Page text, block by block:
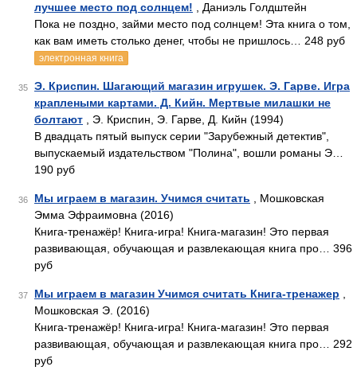
лучшее место под солнцем! , Даниэль Голдштейн
Пока не поздно, займи место под солнцем! Эта книга о том,
как вам иметь столько денег, чтобы не пришлось… 248 руб
электронная книга
35
Э. Криспин. Шагающий магазин игрушек. Э. Гарве. Игра
краплеными картами. Д. Кийн. Мертвые милашки не
болтают , Э. Криспин, Э. Гарве, Д. Кийн (1994)
В двадцать пятый выпуск серии "Зарубежный детектив",
выпускаемый издательством "Полина", вошли романы Э…
190 руб
36 Мы играем в магазин. Учимся считать , Мошковская
Эмма Эфраимовна (2016)
Книга-тренажёр! Книга-игра! Книга-магазин! Это первая
развивающая, обучающая и развлекающая книга про… 396
руб
37 Мы играем в магазин Учимся считать Книга-тренажер
Мошковская Э. (2016)
Книга-тренажёр! Книга-игра! Книга-магазин! Это первая
развивающая, обучающая и развлекающая книга про… 292
руб